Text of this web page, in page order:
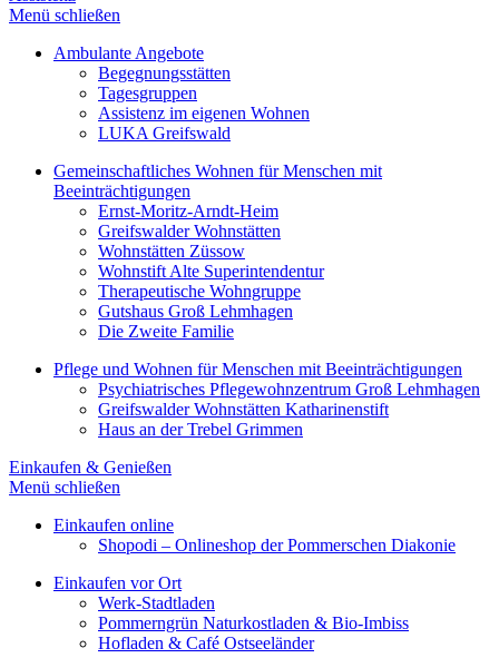
Menü schließen
Ambulante Angebote
Begegnungsstätten
Tagesgruppen
Assistenz im eigenen Wohnen
LUKA Greifswald
Gemeinschaftliches Wohnen für Menschen mit
Beeinträchtigungen
Ernst-Moritz-Arndt-Heim
Greifswalder Wohnstätten
Wohnstätten Züssow
Wohnstift Alte Superintendentur
Therapeutische Wohngruppe
Gutshaus Groß Lehmhagen
Die Zweite Familie
Pflege und Wohnen für Menschen mit Beeinträchtigungen
Psychiatrisches Pflegewohnzentrum Groß Lehmhagen
Greifswalder Wohnstätten Katharinenstift
Haus an der Trebel Grimmen
Einkaufen & Genießen
Menü schließen
Einkaufen online
Shopodi – Onlineshop der Pommerschen Diakonie
Einkaufen vor Ort
Werk-Stadtladen
Pommerngrün Naturkostladen & Bio-Imbiss
Hofladen & Café Ostseeländer